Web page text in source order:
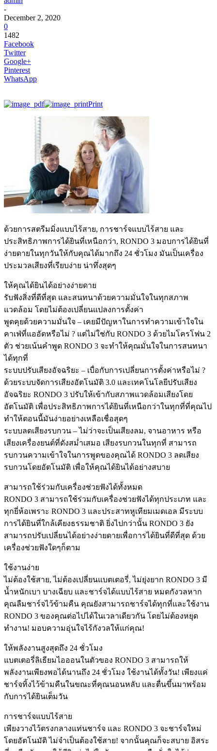
-
December 2, 2020
0
1482
Facebook
Twitter
Google+
Pinterest
WhatsApp
Print
ด้วยการสตรีมมิ่งแบบไร้สาย, การชาร์จแบบไร้สาย และ
ประสิทธิภาพการได้ยินที่เหนือกว่า, RONDO 3 มอบการได้ยินที่
ง่ายดายในทุกวันให้กับคุณได้มากถึง 24 ชั่วโมง มันเป็นเครื่อง
ประมวลเสียงที่เรียบง่าย น่าทึ่งสุดๆ
ให้คุณได้ยินได้อย่างง่ายดาย
รับฟังสิ่งที่ดีที่สุด และสนทนาด้วยความมั่นใจในทุกสภาพ
แวดล้อม โดยไม่ต้องเปลี่ยนแปลงการตั้งค่า
พูดคุยด้วยความมั่นใจ – เคยมีปัญหาในการทำความเข้าใจใน
คาเฟ่ที่แออัดหรือไม่ ? แต่ไม่ใช่กับ RONDO 3 ด้วยไมโครโฟน 2
ตัว ช่วยเน้นคำพูด RONDO 3 จะทำให้คุณมั่นใจในการสนทนา
ได้ทุกที่
ระบบปรับเสียงอัจฉริยะ – เบื่อกับการเปลี่ยนการตั้งค่าหรือไม่ ?
ด้วยระบบจัดการเสียงอัตโนมัติ 3.0 และเทคโนโลยีปรับเสียง
อัจฉริยะ RONDO 3 ปรับให้เข้ากับสภาพแวดล้อมเสียงโดย
อัตโนมัติ เพื่อประสิทธิภาพการได้ยินที่เหนือกว่าในทุกที่ที่คุณไป
ทำให้ตอนนี้มันง่ายอย่างเหลือเชื่อสุดๆ
ระบบลดเสียงรบกวน – ไม่ว่าจะเป็นเสียงลม, จานอาหาร หรือ
เสียงเครื่องยนต์ที่ดังสม่ำเสมอ เสียงรบกวนในทุกที่ สามารถ
รบกวนความเข้าใจในการพูดของคุณได้ RONDO 3 ลดเสียง
รบกวนโดยอัตโนมัติ เพื่อให้คุณได้ยินได้อย่างสบาย
สามารถใช้ร่วมกับเครื่องช่วยฟังได้ทั้งหมด
RONDO 3 สามารถใช้ร่วมกับเครื่องช่วยฟังได้ทุกประเภท และ
ทุกยี่ห้อเพราะ RONDO 3 และประสาทหูเทียมเมดเอล มีระบบ
การได้ยินที่ใกล้เคียงธรรมชาติ ยิ่งไปกว่านั้น RONDO 3 ยัง
สามารถปรับเปลี่ยนได้อย่างง่ายดายเพื่อการได้ยินที่ดีที่สุด ด้วย
เครื่องช่วยฟังใดๆก็ตาม
ใช้งานง่าย
ไม่ต้องใช้สาย, ไม่ต้องเปลี่ยนแบตเตอรี่, ไม่ยุ่งยาก RONDO 3 มี
น้ำหนักเบา บางเฉียบ และชาร์จได้แบบไร้สาย หมดกังวลหาก
คุณลืมชาร์จไว้ข้ามคืน คุณยังสามารถชาร์จได้ทุกที่และใช้งาน
RONDO 3 ของคุณต่อไปได้ในเวลาเดียวกัน โดยไม่ต้องหยุด
ทำงาน! มอบความอุ่นใจไร้กังวลให้แก่คุณ!
ให้พลังงานสูงสุดถึง 24 ชั่วโมง
แบตเตอรี่ลิเธียมไอออนในตัวของ RONDO 3 สามารถให้
พลังงานเพียงพอได้นานถึง 24 ชั่วโมง ใช้งานได้ทั้งวัน! เพียงแค่
ชาร์จทิ้งไว้ข้ามคืนในขณะที่คุณนอนหลับ และตื่นขึ้นมาพร้อม
กับการได้ยินเต็มวัน
การชาร์จแบบไร้สาย
เพียงวางไว้ตรงกลางแท่นชาร์จ และ RONDO 3 จะชาร์จใหม่
โดยอัตโนมัติ ไม่จำเป็นต้องใช้สาย! จากนั้นคุณก็จะสบาย อิสระ